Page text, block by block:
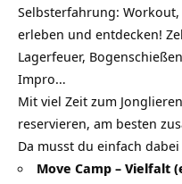
Selbsterfahrung:
erleben und entdecken!
Lagerfeuer,
Impro…
Mit viel Zeit zum
reservieren, am besten
Da musst du einfach dabei
Move Camp – Vielfalt